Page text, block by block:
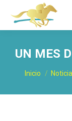
UN MES
Estás aquí:
Inicio